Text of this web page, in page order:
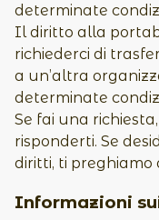
determinate
Il diritto alla
richiederci di
a un’altra
determinate
Se fai una
risponderti. Se
diritti, ti preghiamo
Informazioni